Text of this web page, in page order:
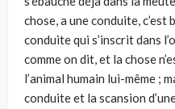
chose, a une conduite, c’est
conduite qui s’inscrit dans
comme on dit, et la chose
l’animal humain lui-même ;
conduite et la scansion